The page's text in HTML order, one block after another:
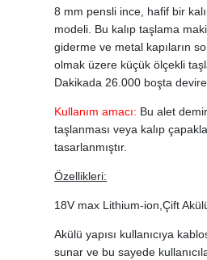
8 mm pensli ince, hafif bir
modeli. Bu kalıp taşlama
giderme ve metal kapıların
olmak üzere küçük ölçekli
Dakikada 26.000 boşta
Kullanım amacı: Bu alet
taşlanması veya kalıp
tasarlanmıştır.
Özellikleri:
18V max Lithium-ion,Çift
Akülü yapısı kullanıcıya
sunar ve bu sayede